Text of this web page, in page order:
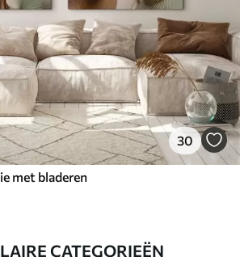
30
met bladeren
CATEGORIEËN